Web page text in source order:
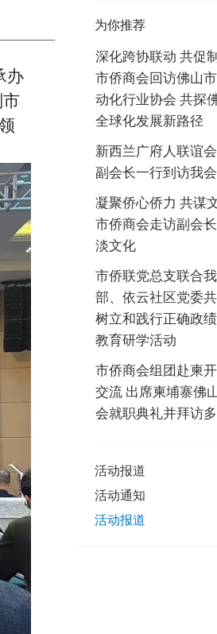
办
市
为你推荐
深化跨协联动 共促
市侨商会回访佛山
动化行业协会 共探
全球化发展新路径
新西兰广府人联谊
副会长一行到访我会
凝聚侨心侨力 共谋
市侨商会走访副会
淡文化
市侨联党总支联合
部、依云社区党委
树立和践行正确政
教育研学活动
市侨商会组团赴柬
交流 出席柬埔寨佛
会就职典礼并拜访
活动报道
活动通知
活动报道